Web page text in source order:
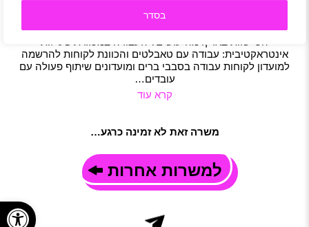
בסדר
מחפש/ת עבודה עם וויב טוב וצעיר? אנו מחפשים אותך! למותג
הטבק הגדול בעולם דרושים/ות מקדמי/ות מכירות בברים ומסיבות
אינטראקטיבית: עבודה עם טאבלטים והכוונת לקוחות להרשמה
למועדון לקוחות עבודה בסבבי ברים ומועדונים שיתוף פעולה עם
עובדים…
קרא עוד
משרה זאת לא זמינה כרגע…
למשרות אחרות